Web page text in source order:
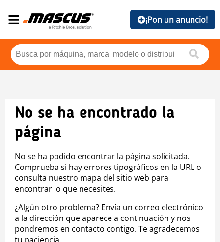
¡Pon un anuncio!
No se ha encontrado la
página
No se ha podido encontrar la página solicitada.
Comprueba si hay errores tipográficos en la URL o
consulta nuestro mapa del sitio web para
encontrar lo que necesites.
¿Algún otro problema? Envía un correo electrónico
a la dirección que aparece a continuación y nos
pondremos en contacto contigo. Te agradecemos
tu paciencia.